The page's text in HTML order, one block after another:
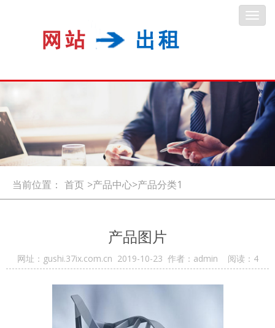
当前位置： 首页 >产品中心>产品分类1
产品图片
网址：gushi.37ix.com.cn 2019-10-23 作者：admin 阅读： 4